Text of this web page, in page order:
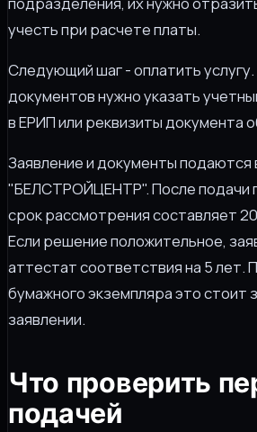
учесть при расчете платы.
Следующий шаг - оплатить
документов нужно указать
в ЕРИП или реквизиты документа
Заявление и документы подаются
"БЕЛСТРОЙЦЕНТР". После подачи
срок рассмотрения составляет
Если решение положительное,
аттестат соответствия на 5 лет.
бумажного экземпляра это стоит
заявлении.
Что проверить
подачей